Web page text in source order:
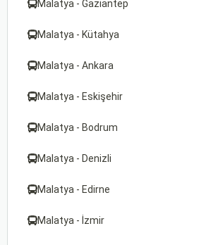
Malatya - Gaziantep
Malatya - Kütahya
Malatya - Ankara
Malatya - Eskişehir
Malatya - Bodrum
Malatya - Denizli
Malatya - Edirne
Malatya - İzmir